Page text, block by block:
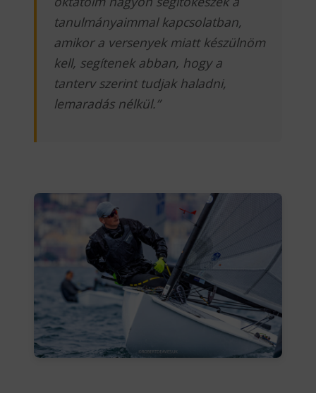
tanulmányaimmal kapcsolatban,
amikor a versenyek miatt készülnöm
kell, segítenek abban, hogy a
tanterv szerint tudjak haladni,
lemaradás nélkül.”